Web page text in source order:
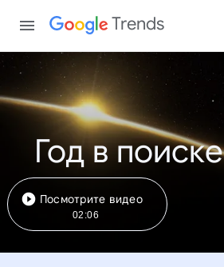
Trends
Год в
Посмотрите видео
02:06